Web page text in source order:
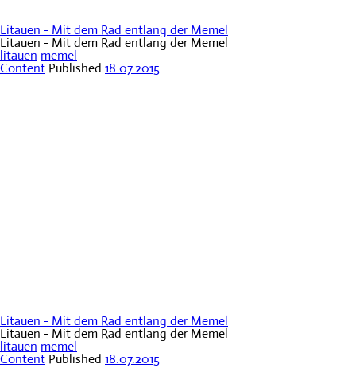
Litauen - Mit dem Rad entlang der Memel
Litauen - Mit dem Rad entlang der Memel
litauen memel
Content Published 18.07.2015
Litauen - Mit dem Rad entlang der Memel
Litauen - Mit dem Rad entlang der Memel
litauen memel
Content Published 18.07.2015